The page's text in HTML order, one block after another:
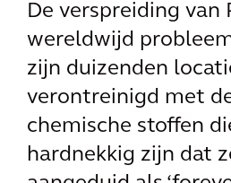
De verspreiding van
wereldwijd
zijn duizenden
verontreinigd met
chemische stoffen
hardnekkig zijn dat